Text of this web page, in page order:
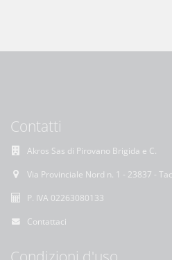
Contatti
Akros Sas di Pirovano Brigida e C.
Via Provinciale Nord n. 1 - 23837 -
P. IVA 02263080133
Contattaci
Condizioni d'uso